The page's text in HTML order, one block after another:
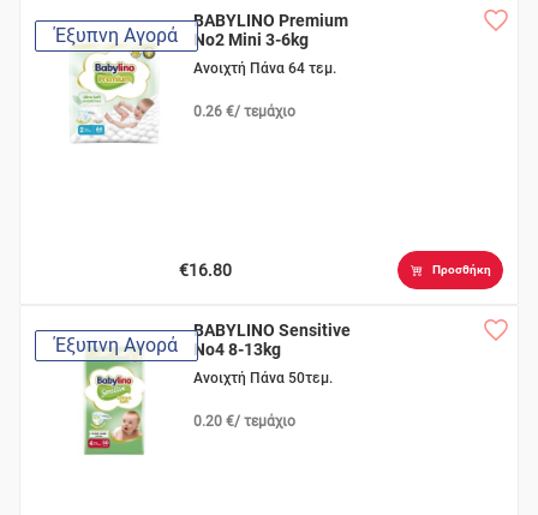
Έξυπνη Αγορά
BABYLINO Premium
No2 Mini 3-6kg
Ανοιχτή Πάνα 64 τεμ.
0.26 €/ τεμάχιο
€16.80 Προσθήκη
Έξυπνη Αγορά
BABYLINO Sensitive
No4 8-13kg
Ανοιχτή Πάνα 50τεμ.
0.20 €/ τεμάχιο